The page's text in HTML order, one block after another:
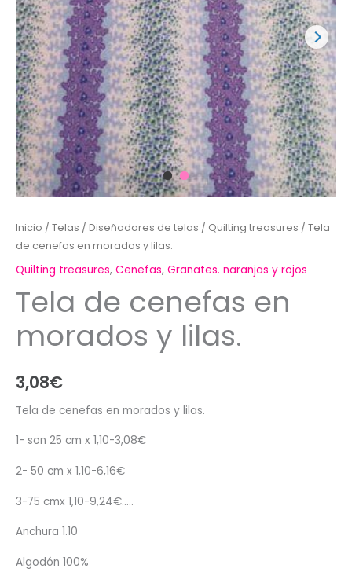
Inicio / Telas / Diseñadores de telas / Quilting treasures / Tela
de cenefas en morados y lilas.
Quilting treasures, Cenefas, Granates. naranjas y rojos
Tela de cenefas en
morados y lilas.
3,08€
Tela de cenefas en morados y lilas.
1- son 25 cm x 1,10-3,08€
2- 50 cm x 1,10-6,16€
3-75 cmx 1,10-9,24€…..
Anchura 1.10
Algodón 100%